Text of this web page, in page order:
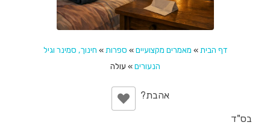
דף הבית » מאמרים מקצועיים» ספרות » חינוך, סמינר וגיל
הנעורים» עולה
בס"ד